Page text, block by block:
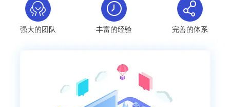
强大的团队 丰富的经验 完善的体系